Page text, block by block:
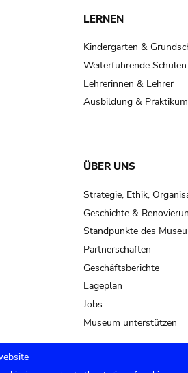
LERNEN
Kindergarten &
Weiterführende Schulen
Lehrerinnen & Lehrer
Ausbildung & Praktikum
ÜBER UNS
Strategie, Ethik,
Geschichte &
Standpunkte des
Partnerschaften
Geschäftsberichte
Lageplan
Jobs
Museum unterstützen